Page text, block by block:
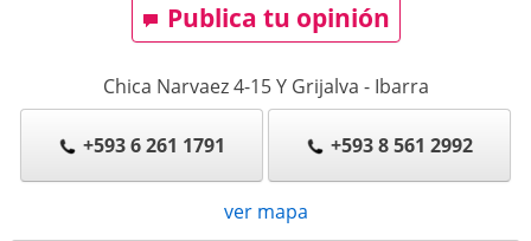
Publica tu opinión
Chica Narvaez 4-15 Y Grijalva - Ibarra
+593 6 261 1791 +593 8 561 2992
ver mapa